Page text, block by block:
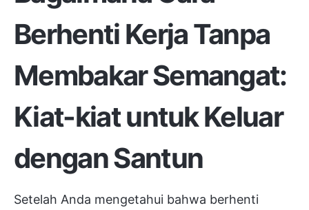
Berhenti Kerja Tanpa
Membakar Semangat:
Kiat-kiat untuk Keluar
dengan Santun
Setelah Anda mengetahui bahwa berhenti